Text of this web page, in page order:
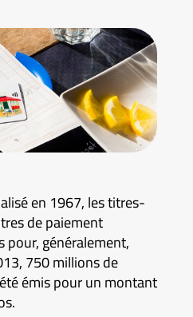
en 1967, les titres-
de paiement
pour, généralement,
750 millions de
émis pour un montant